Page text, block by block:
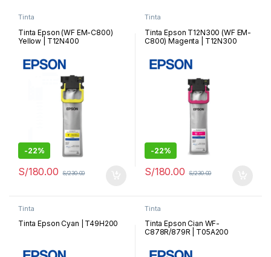
Tinta
Tinta Epson (WF EM-C800)
Yellow | T12N400
-22%
S/180.00 S/230.00
Tinta
Tinta Epson T12N300 (WF EM-
C800) Magenta | T12N300
-22%
S/180.00 S/230.00
Tinta
Tinta Epson Cyan | T49H200
Tinta
Tinta Epson Cian WF-
C878R/879R | T05A200